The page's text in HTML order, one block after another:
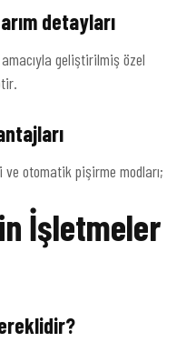
detayları
geliştirilmiş özel
ve otomatik pişirme modları;
İşletmeler